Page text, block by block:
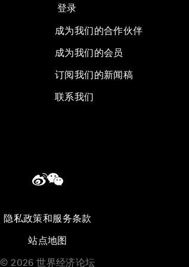
登录
成为我们的合作伙伴
成为我们的会员
订阅我们的新闻稿
联系我们
隐私政策和服务条款
站点地图
© 2026 世界经济论坛